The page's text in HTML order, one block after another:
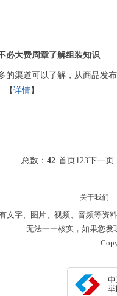
必大费周章了解组装知识
的渠道可以了解，从商品发
【详情】
总数： 42 首页123下一页
关于我们
文字、图片、视频、音频等资
无法一一核实，如果您发